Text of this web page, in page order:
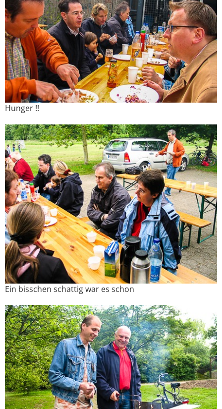
Hunger !!
Ein bisschen schattig war es schon